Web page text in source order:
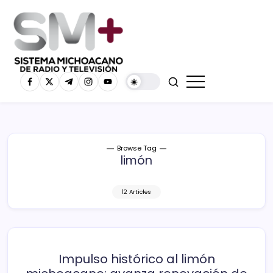
Browse Tag
limón
12 Articles
Impulso histórico al limón